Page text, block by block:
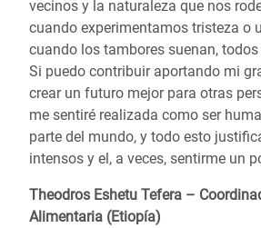
vecinos y la naturaleza que nos
cuando experimentamos tristeza o
cuando los tambores suenan,
Si puedo contribuir aportando mi
crear un futuro mejor para otras
me sentiré realizada como ser
parte del mundo, y todo esto
intensos y el, a veces, sentirme un
Theodros Eshetu Tefera –
Alimentaria (Etiopía)